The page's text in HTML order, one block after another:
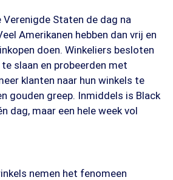
Verenigde Staten de dag na
Amerikanen hebben dan vrij en
doen. Winkeliers besloten
slaan en probeerden met
klanten naar hun winkels te
gouden greep. Inmiddels is Black
dag, maar een hele week vol
nemen het fenomeen